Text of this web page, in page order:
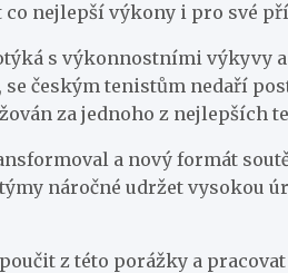
nejlepší výkony i pro své
s výkonnostními výkyvy
českým tenistům nedaří
za jednoho z nejlepších
a nový formát
náročné udržet vysokou
z této porážky a